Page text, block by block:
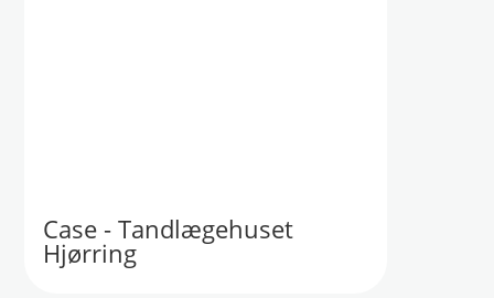
Case - Tandlægehuset
Hjørring